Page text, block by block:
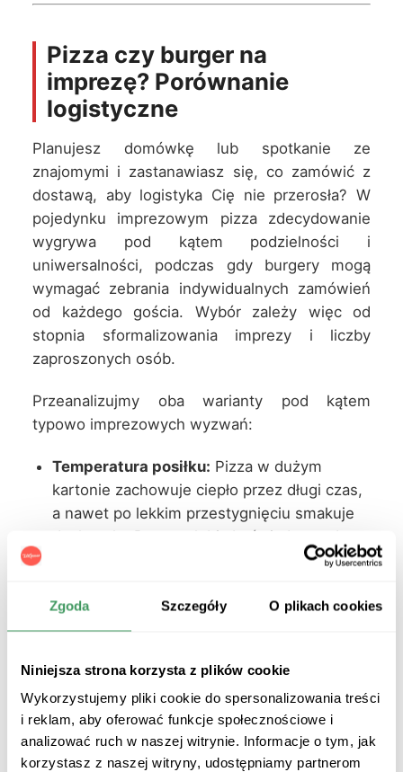
Zgoda Szczegóły O plikach cookies
Niniejsza strona korzysta z plików cookie
Wykorzystujemy pliki cookie do spersonalizowania treści
i reklam, aby oferować funkcje społecznościowe i
analizować ruch w naszej witrynie. Informacje o tym, jak
korzystasz z naszej witryny, udostępniamy partnerom
Pizza czy burger na
imprezę? Porównanie
logistyczne
Planujesz domówkę lub spotkanie ze
znajomymi i zastanawiasz się, co zamówić z
dostawą, aby logistyka Cię nie przerosła? W
pojedynku imprezowym pizza zdecydowanie
wygrywa pod kątem podzielności i
uniwersalności, podczas gdy burgery mogą
wymagać zebrania indywidualnych zamówień
od każdego gościa. Wybór zależy więc od
stopnia sformalizowania imprezy i liczby
zaproszonych osób.
Przeanalizujmy oba warianty pod kątem
typowo imprezowych wyzwań:
Temperatura posiłku: Pizza w dużym
kartonie zachowuje ciepło przez długi czas,
a nawet po lekkim przestygnięciu smakuje
doskonale. Burgery lubią być zjadane od
razu po podaniu, gdyż stygnące frytki i bułka
Kwestia logistyki i sztućców: Do pizzy nie
bierze kawałek w dłoń i wraca do zabawy.
jego gabaryty i soczystość sprawiają, że
wygodniej je się go siedząc stabilnie przy
stole.